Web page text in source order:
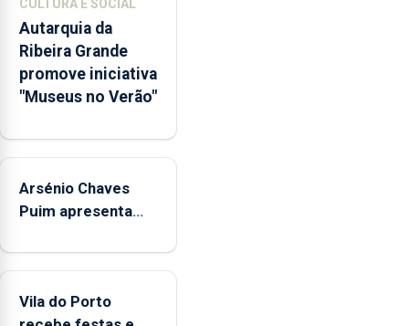
integrados
na
Rede
Municipal
de
aos
durante
o
de
entre
as
CULTURA E SOCIAL
Autarquia da
Ribeira Grande
promove iniciativa
"Museus no Verão"
Arsénio Chaves
Puim apresenta
de Vila do Porto
Vila do Porto